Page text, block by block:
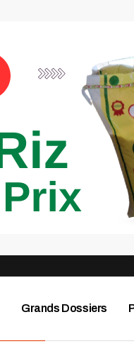
Grands Dossiers